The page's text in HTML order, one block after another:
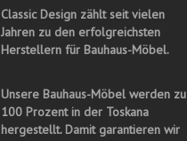
Classic Design zählt seit vielen
Jahren zu den erfolgreichsten
Herstellern für Bauhaus-Möbel.
Unsere Bauhaus-Möbel werden zu
100 Prozent in der Toskana
hergestellt. Damit garantieren wir